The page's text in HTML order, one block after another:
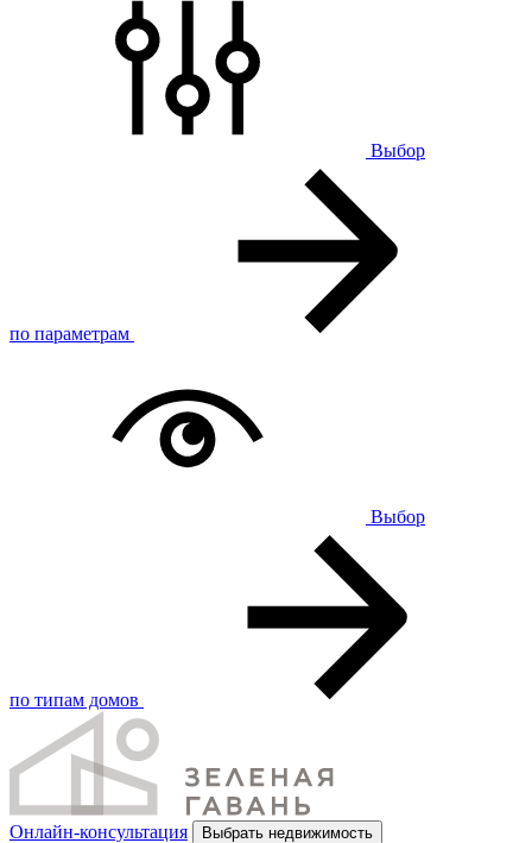
Выбор
по параметрам
Выбор
по типам домов
Онлайн-консультация Выбрать недвижимость